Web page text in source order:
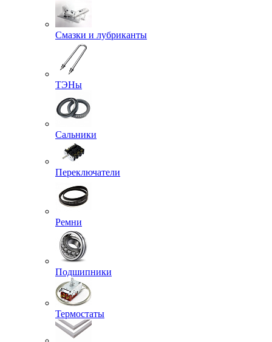
Смазки и лубриканты
ТЭНы
Сальники
Переключатели
Ремни
Подшипники
Термостаты